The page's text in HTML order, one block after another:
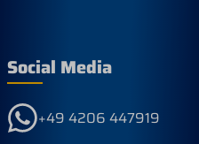
Social Media
+49 4206 447919